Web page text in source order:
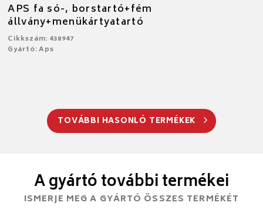
APS fa só-, borstartó+fém
állvány+menükártyatartó
Cikkszám: 438947
Gyártó: Aps
TOVÁBBI HASONLÓ TERMÉKEK
A gyártó további termékei
ISMERJE MEG A GYÁRTÓ ÖSSZES TERMÉKÉT